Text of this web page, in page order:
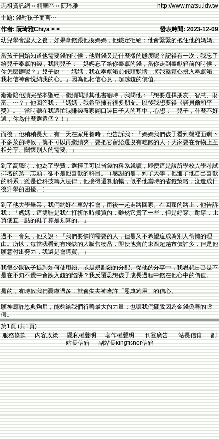
馬祖資訊網 » 精華區 » 阮琦雅
http://www.matsu.idv.tw
主題: 錢對孩子而言⋯
作者: 阮琦雅Chiya < >
發表時間: 2023-12-09
幼兒學會認人之後，如果拿錢跟他換媽媽，他鐵定拒絕；他會緊緊的抱住他的媽媽。
當孩子開始知道他需要錢的時候，他對錢又是什麼樣的態度呢？記得有一次，我忘了
給兒子奉獻的錢，我問兒子：「媽媽忘了給你奉獻的錢，當你走到奉獻箱前的時候，
你怎麼辦呢？」兒子說：「媽媽，我在奉獻箱前低頭默禱，將我整顆心投入奉獻箱。
我相信神會悅納我的心。」因為他相信心意，超越錢的價值。
漸漸陪他讀完整本聖經，繼續閱讀其他書籍時，我問他：「想要選擇朋友、智慧、財
富、⋯？」他回答我：「媽媽，我希望擁有很多朋友。以後我想要得《諾貝爾和平
獎》。」當時聽在我這忙碌賺錢養家餬口過日子人的耳中，心想：「兒子，什麼不好
選，你為什麼選這個？！」
而後，他稍稍長大，有一天在家用餐時，他告訴我：「媽媽我們孩子看到盤裡面剩下
不多菜的時候，就不可以再繼續夾，要把它留給還沒有吃飽的人；大家要在食物上互
相分享、關懷別人的需要。」
到了高職時，他為了學費，選擇了可以省錢的科系就讀，即便這是該所學校入學考試
排名的第一志願，卻不是他喜歡的科目。（感謝的是，到了大學，他進了他自己喜歡
的科系，雖是從科技轉入法律，他接得還算順暢，似乎他當時的省錢策略，沒造成日
後升學的困擾。）
到了他大學畢業，我們約好在車站相會，而後一起走路回家。在回家的路上，他告訴
我：「媽媽，這雙鞋是我在打折的時候買的，雖然它貴了一些，但是好穿、耐穿，比
買便宜一點的鞋子算是划算的。」
過不一會兒，他又說：「我們要憐憫需要的人，但是又不希望這成為別人偷懶的理
由。所以，每當我看到有殘缺的人販售物品，即便他賣的東西超越市價許多，但是他
願意付出勞力，我還是會購買。」
我很少跟孩子提到如何使用錢、或是規劃錢的分配。從他的分享中，我思想自己是不
是在不知不覺中會跌入錢的陷阱？我反覆思想孩子成長過程中錢在他心中的價值。
是的，有時候我們憂慮過多，就會失去神應許「恩典夠用」的信心。
願神應許恩典夠用，能夠給我們行善最大的力量；也讓我們擺脫因為金錢偽善的虛
假。
第1頁 (共1頁)
服務條款 內容政策 隱私權聲明 著作權聲明 刊登廣告 站長信箱 副
站長信箱 副站長kingfisher信箱